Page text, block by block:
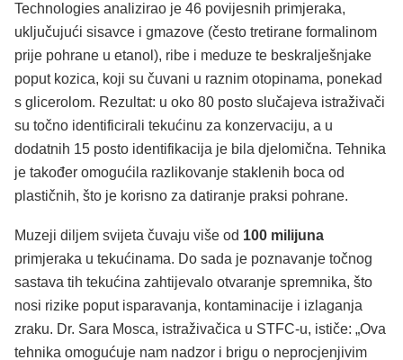
Technologies analizirao je 46 povijesnih primjeraka,
uključujući sisavce i gmazove (često tretirane formalinom
prije pohrane u etanol), ribe i meduze te beskralješnjake
poput kozica, koji su čuvani u raznim otopinama, ponekad
s glicerolom. Rezultat: u oko 80 posto slučajeva istraživači
su točno identificirali tekućinu za konzervaciju, a u
dodatnih 15 posto identifikacija je bila djelomična. Tehnika
je također omogućila razlikovanje staklenih boca od
plastičnih, što je korisno za datiranje praksi pohrane.
Muzeji diljem svijeta čuvaju više od 100 milijuna
primjeraka u tekućinama. Do sada je poznavanje točnog
sastava tih tekućina zahtijevalo otvaranje spremnika, što
nosi rizike poput isparavanja, kontaminacije i izlaganja
zraku. Dr. Sara Mosca, istraživačica u STFC-u, ističe: „Ova
tehnika omogućuje nam nadzor i brigu o neprocjenjivim